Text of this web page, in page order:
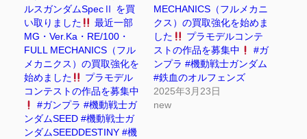
ルスガンダムSpecⅡ を買
い取りました
最近一部
MG・Ver.Ka・RE/100・
FULL MECHANICS（フル
メカニクス）の買取強化を
始めました
プラモデル
コンテストの作品を募集中
#ガンプラ #機動戦士ガ
ンダムSEED #機動戦士ガ
ンダムSEEDDESTINY #機
MECHANICS（フルメカニ
クス）の買取強化を始めま
した
プラモデルコンテ
ストの作品を募集中
#ガ
ンプラ #機動戦士ガンダム
#鉄血のオルフェンズ
2025年3月23日
new